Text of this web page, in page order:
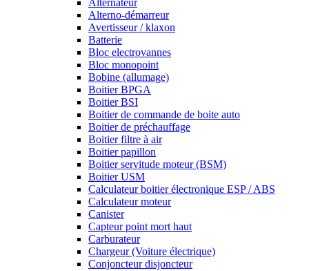
Alternateur
Alterno-démarreur
Avertisseur / klaxon
Batterie
Bloc electrovannes
Bloc monopoint
Bobine (allumage)
Boitier BPGA
Boitier BSI
Boitier de commande de boite auto
Boitier de préchauffage
Boitier filtre à air
Boitier papillon
Boitier servitude moteur (BSM)
Boitier USM
Calculateur boitier électronique ESP / ABS
Calculateur moteur
Canister
Capteur point mort haut
Carburateur
Chargeur (Voiture électrique)
Conjoncteur disjoncteur